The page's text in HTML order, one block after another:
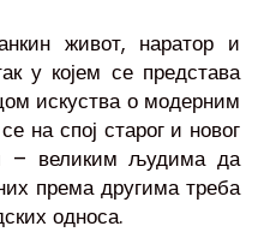
живот, наратор и
у којем се представа
искуства о модерним
на спој старог и новог
– великим људима да
према другима треба
односа.